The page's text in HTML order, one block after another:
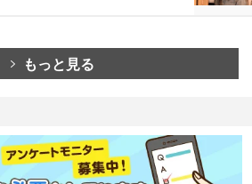
もっと見る